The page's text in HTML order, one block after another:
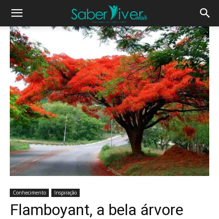
Conhecimento Inspiração
Flamboyant, a bela árvore